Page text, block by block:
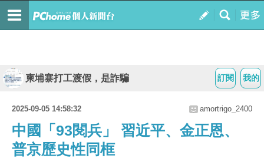
我的
訂閱
柬埔寨打工渡假，是詐騙
2025-09-05 14:58:32 amortrigo_2400
中國「93閱兵」 習近平、金正恩、
普京歷史性同框